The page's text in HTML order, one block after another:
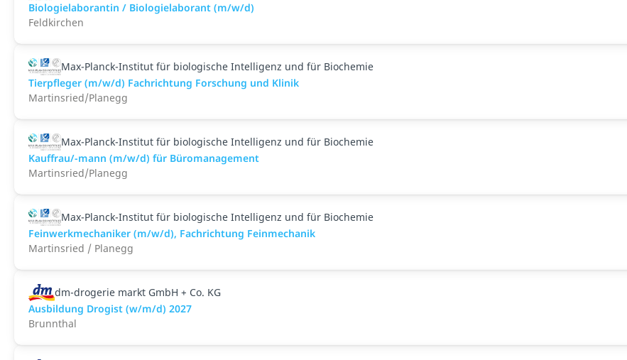
Biologielaborantin / Biologielaborant (m/w/d)
Feldkirchen
Max-Planck-Institut für biologische Intelligenz und für Biochemie
Tierpfleger (m/w/d) Fachrichtung Forschung und Klinik
Martinsried/Planegg
Max-Planck-Institut für biologische Intelligenz und für Biochemie
Kauffrau/-mann (m/w/d) für Büromanagement
Martinsried/Planegg
Max-Planck-Institut für biologische Intelligenz und für Biochemie
Feinwerkmechaniker (m/w/d), Fachrichtung Feinmechanik
Martinsried / Planegg
dm-drogerie markt GmbH + Co. KG
Ausbildung Drogist (w/m/d) 2027
Brunnthal